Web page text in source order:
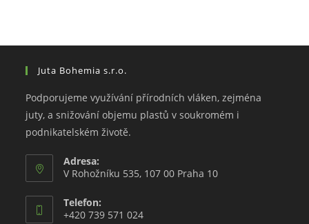
Juta Bohemia s.r.o.
Podporujeme využívání přírodních vláken, zejména
juty, a snižování objemu plastů v soukromém i
podnikatelském životě.
Adresa:
V Rohožníku 535, 107 00 Praha 10
Telefon:
+420 739 571 024